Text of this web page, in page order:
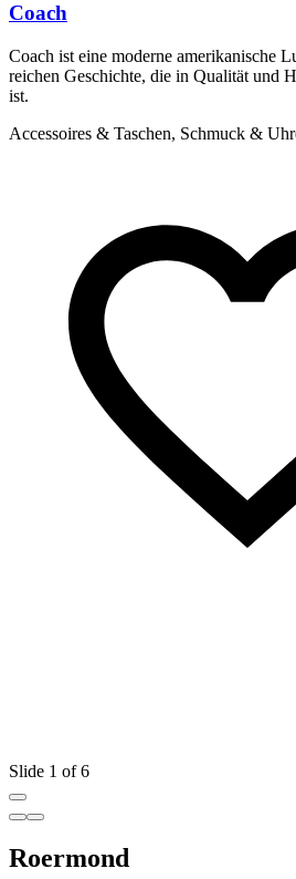
Coach
Coach ist eine moderne amerikanische
reichen Geschichte, die in Qualität und
ist.
Accessoires & Taschen, Schmuck &
Slide 1 of 6
Roermond